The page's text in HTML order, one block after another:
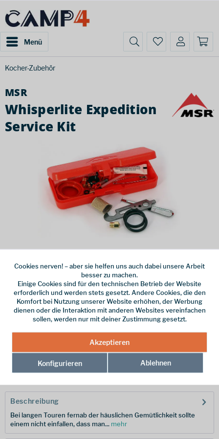
Menü
Kocher-Zubehör
MSR
Whisperlite Expedition
Service Kit
inkl. MwSt.zzgl. Versandkosten
Online bestellen Ladenabholung
vorrätig | Lieferzeit 1-3 Werktage
In denWarenkorb
Beschreibung
Bei langen Touren fernab der häuslichen Gemütlichkeit sollte
einem nicht einfallen, dass man... mehr
Cookies nerven! – aber sie helfen uns auch dabei unsere Arbeit
besser zu machen.
Einige Cookies sind für den technischen Betrieb der Website
erforderlich und werden stets gesetzt. Andere Cookies, die den
Komfort bei Nutzung unserer Website erhöhen, der Werbung
dienen oder die Interaktion mit anderen Websites vereinfachen
sollen, werden nur mit deiner Zustimmung gesetzt.
Akzeptieren
Konfigurieren Ablehnen